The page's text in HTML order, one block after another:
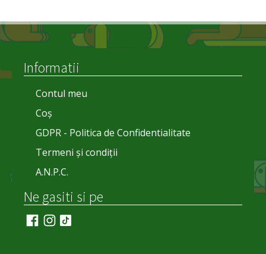
Informatii
Contul meu
Coș
GDPR - Politica de Confidentialitate
Termeni și condiții
A.N.P.C.
Ne gasiti si pe